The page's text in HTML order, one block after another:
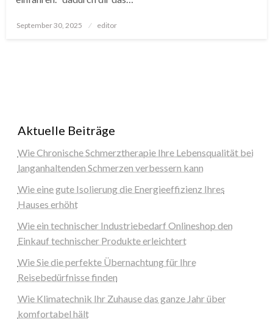
Posted
September 30, 2025 editor
Aktuelle Beiträge
Wie Chronische Schmerztherapie Ihre Lebensqualität bei
langanhaltenden Schmerzen verbessern kann
Wie eine gute Isolierung die Energieeffizienz Ihres
Hauses erhöht
Wie ein technischer Industriebedarf Onlineshop den
Einkauf technischer Produkte erleichtert
Wie Sie die perfekte Übernachtung für Ihre
Reisebedürfnisse finden
Wie Klimatechnik Ihr Zuhause das ganze Jahr über
komfortabel hält